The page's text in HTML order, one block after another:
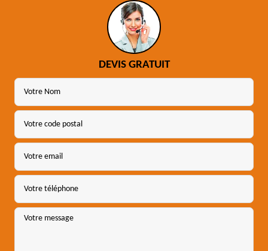
DEVIS GRATUIT